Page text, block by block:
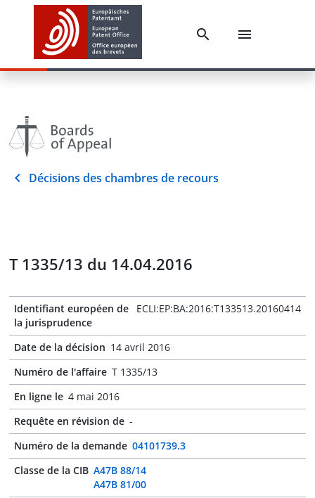
Décisions des chambres de recours
T 1335/13 du 14.04.2016
Identifiant européen de
la jurisprudence
ECLI:EP:BA:2016:T133513.20160414
Date de la décision 14 avril 2016
Numéro de l'affaire T 1335/13
En ligne le 4 mai 2016
Requête en révision de -
Numéro de la demande 04101739.3
Classe de la CIB A47B 88/14
A47B 81/00